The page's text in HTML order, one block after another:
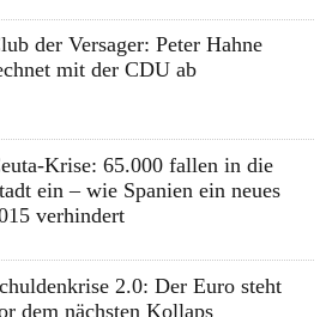
der Versager: Peter Hahne
mit der CDU ab
Krise: 65.000 fallen in die
ein – wie Spanien ein neues
verhindert
2.0: Der Euro steht
dem nächsten Kollaps